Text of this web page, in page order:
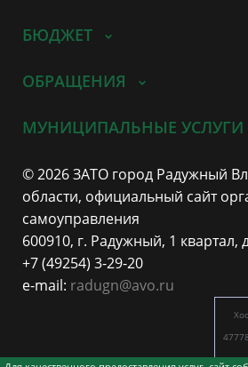
БЮДЖЕТ
ОБРАЩЕНИЯ
МУНИЦИПАЛЬНЫЕ УСЛУГИ
© 2026 ЗАТО город Радужный
области, официальный сайт
самоуправления
600910, г. Радужный, 1 квартал,
+7 (49254) 3-29-20
e-mail: radugn@avo.ru